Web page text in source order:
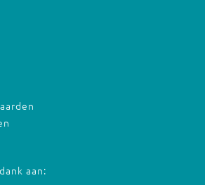
aan: